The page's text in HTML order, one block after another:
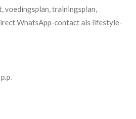
voedingsplan, trainingsplan,
WhatsApp-contact als lifestyle-